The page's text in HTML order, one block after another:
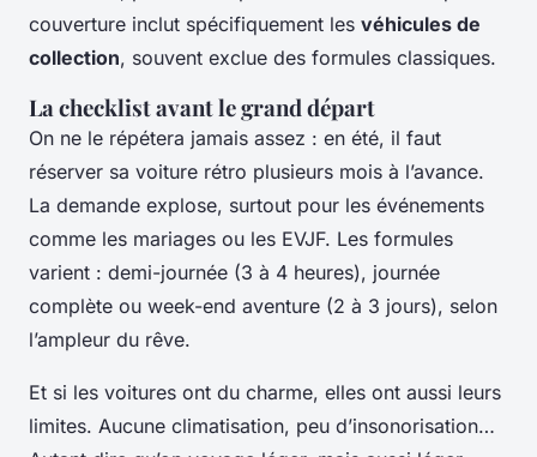
couverture inclut spécifiquement les véhicules de
collection, souvent exclue des formules classiques.
La checklist avant le grand départ
On ne le répétera jamais assez : en été, il faut
réserver sa voiture rétro plusieurs mois à l’avance.
La demande explose, surtout pour les événements
comme les mariages ou les EVJF. Les formules
varient : demi-journée (3 à 4 heures), journée
complète ou week-end aventure (2 à 3 jours), selon
l’ampleur du rêve.
Et si les voitures ont du charme, elles ont aussi leurs
limites. Aucune climatisation, peu d’insonorisation…